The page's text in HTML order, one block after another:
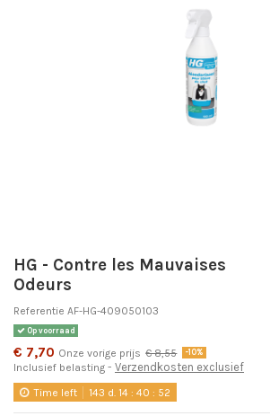
HG - Contre les Mauvaises
Odeurs
Referentie AF-HG-409050103
Op voorraad
€ 7,70 Onze vorige prijs € 8,55 -10%
Inclusief belasting Verzendkosten exclusief
Time left 143 d. 14 :40 : 51